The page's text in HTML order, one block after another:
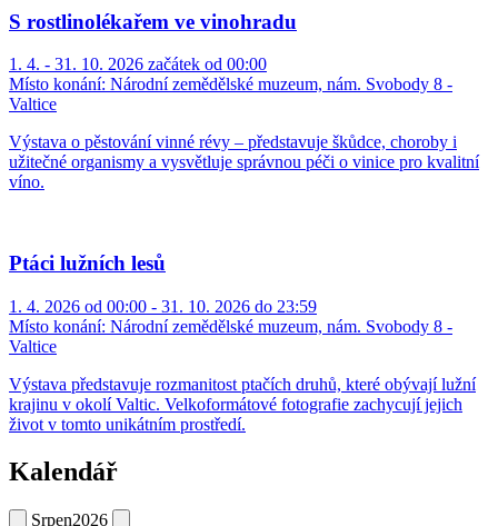
S rostlinolékařem ve vinohradu
1. 4. - 31. 10. 2026 začátek od 00:00
Místo konání: Národní zemědělské muzeum, nám. Svobody 8 -
Valtice
Výstava o pěstování vinné révy – představuje škůdce, choroby i
užitečné organismy a vysvětluje správnou péči o vinice pro kvalitní
víno.
Ptáci lužních lesů
1. 4. 2026 od 00:00 - 31. 10. 2026 do 23:59
Místo konání: Národní zemědělské muzeum, nám. Svobody 8 -
Valtice
Výstava představuje rozmanitost ptačích druhů, které obývají lužní
krajinu v okolí Valtic. Velkoformátové fotografie zachycují jejich
život v tomto unikátním prostředí.
Kalendář
Srpen2026